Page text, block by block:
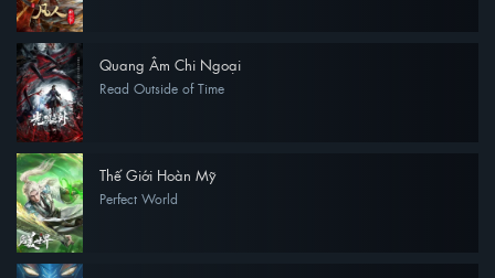
Quang Âm Chi Ngoại
Read Outside of Time
Thế Giới Hoàn Mỹ
Perfect World